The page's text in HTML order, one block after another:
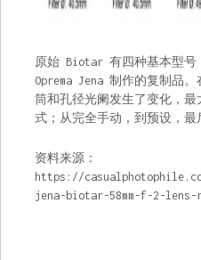
原始 Biotar 有四种基本型号
Oprema Jena 制作的复制品
筒和孔径光阑发生了变化，
式；从完全手动，到预设，最
资料来源：
https://
jena-biotar-58mm-f-2-lens-